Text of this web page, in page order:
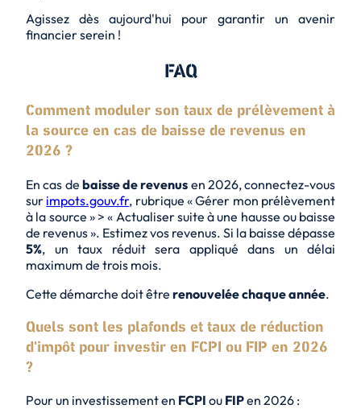
Agissez dès aujourd'hui pour garantir un avenir
financier serein !
FAQ
Comment moduler son taux de prélèvement à
la source en cas de baisse de revenus en
2026 ?
En cas de baisse de revenus en 2026, connectez-vous
sur impots.gouv.fr, rubrique « Gérer mon prélèvement
à la source » > « Actualiser suite à une hausse ou baisse
de revenus ». Estimez vos revenus. Si la baisse dépasse
5%, un taux réduit sera appliqué dans un délai
maximum de trois mois.
Cette démarche doit être renouvelée chaque année.
Quels sont les plafonds et taux de réduction
d'impôt pour investir en FCPI ou FIP en 2026
?
Pour un investissement en FCPI ou FIPen 2026 :